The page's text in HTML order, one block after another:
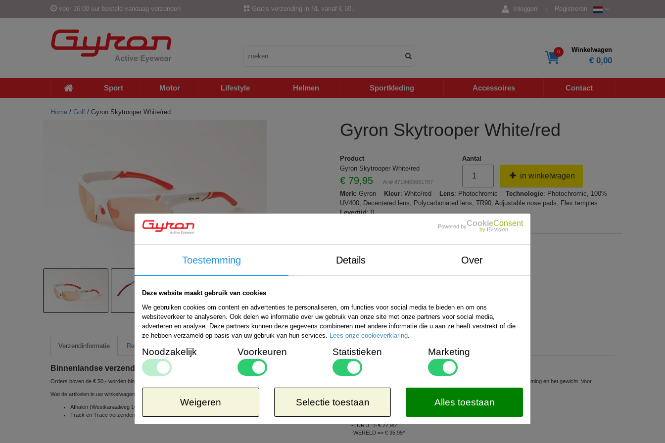
voor 16:00 uur besteld vandaag verzonden Gratis verzending in NL vanaf € 50,- Inloggen Registreren
0 Winkelwagen
€ 0,00
Sport Motor Lifestyle Helmen Sportkleding Accessoires Contact
Home / Golf / Gyron Skytrooper White/red
Gyron Skytrooper White/red
Product
Aantal
Gyron Skytrooper White/red
€ 79,95 Art# 8718469661787
in winkelwagen
Merk: Gyron Kleur: White/red Lens: Photochromic Technologie: Photochromic, 100%
UV400, Decentered lens, Polycarbonated lens, TR90, Adjustable nose pads, Flex temples
Levertijd: 0
Verzendinformatie Retour informatie
Binnenlandse verzending
Orders boven de € 50,- worden binnen Nederland gratis verzonden
Wat de artikelen in uw winkelwagen betreft, kunt u uit de volgende verzendmogelijkheden binnen Nederland kiezen:
Afhalen (Westkanaalweg 10e, 2461 EC Ter Aar, Nederland) => Kosteloos
Track en Trace verzenden via POSTNL 1 á 2 werkdagen => € 8,50*
Internationale verzending
Bestelling verzenden wij wereldwijd. De kosten hiervoor hangt af van de bestemming en het gewicht. Voor
uitgebreide informatie kunt u kijken op de website vanPostNL.
Aangetekend
-EUR 2 => € 26,65*
-EUR 3 => € 27,95*
-WERELD => € 35,95*
Powered byCookieConsent
by IB-Vision
Toestemming Details Over
Deze website maakt gebruik van cookies
We gebruiken cookies om content en advertenties te personaliseren, om functies voor social media te bieden en om ons
websiteverkeer te analyseren. Ook delen we informatie over uw gebruik van onze site met onze partners voor social media,
adverteren en analyse. Deze partners kunnen deze gegevens combineren met andere informatie die u aan ze heeft verstrekt of die
ze hebben verzameld op basis van uw gebruik van hun services. Lees onze cookieverklaring.
Noodzakelijk Voorkeuren Statistieken Marketing
Weigeren Selectie toestaan Alles toestaan